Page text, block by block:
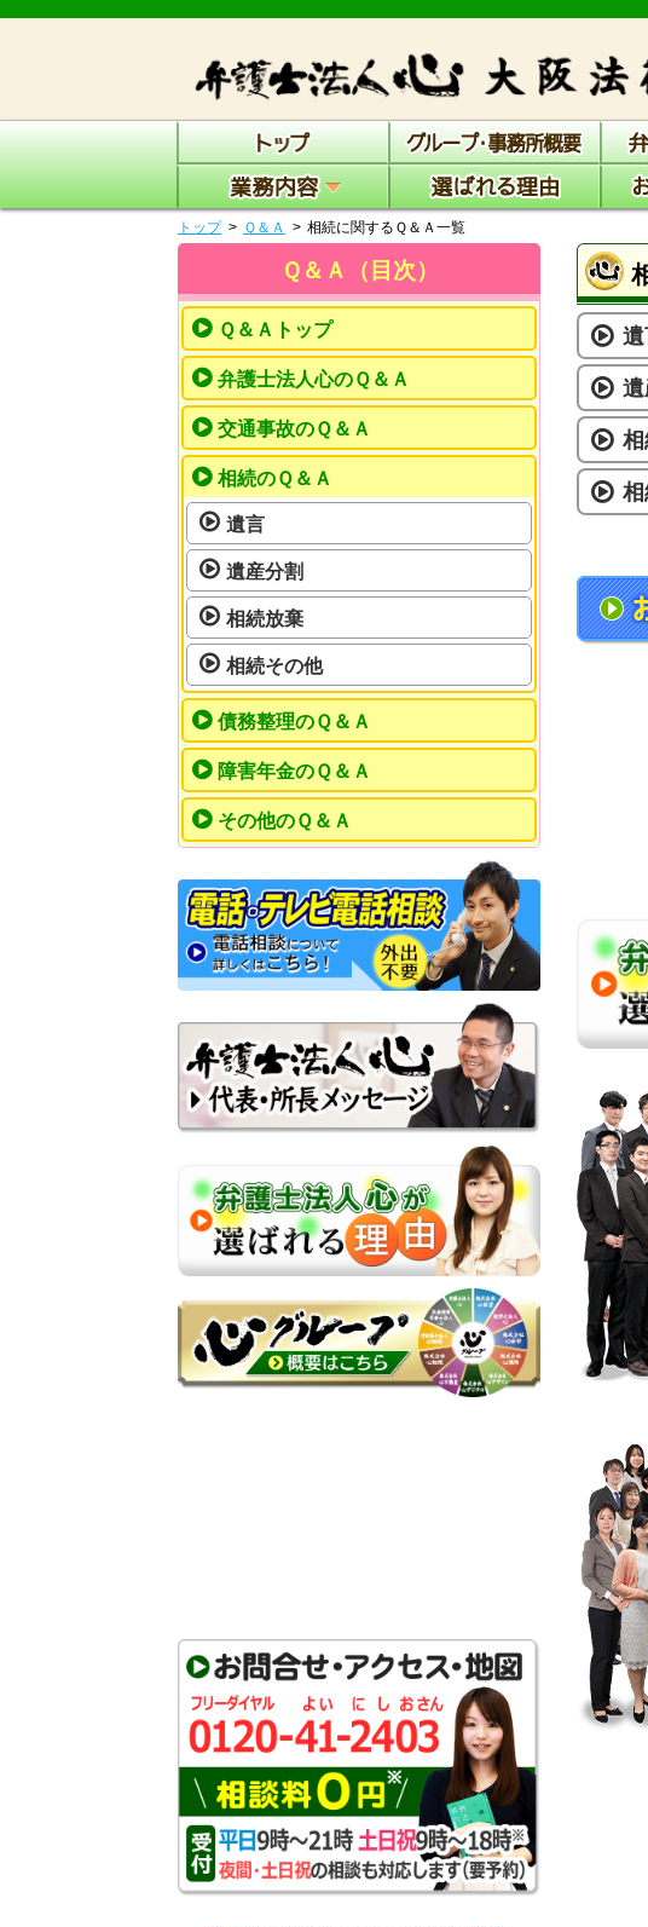
トップ Ｑ＆Ａ 相続に関するＱ＆Ａ一覧
遺
Ｑ＆Ａ（目次）
Ｑ＆Ａトップ
弁護士法人心のＱ＆Ａ
交通事故のＱ＆Ａ
相続のＱ＆Ａ
遺言
遺産分割
相続放棄
相続その他
債務整理のＱ＆Ａ
障害年金のＱ＆Ａ
その他のＱ＆Ａ